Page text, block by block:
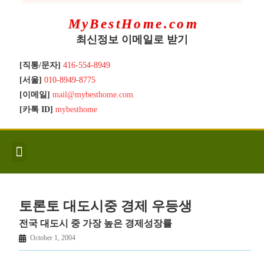
MyBestHome.com
최신정보 이메일로 받기
[직통/문자] 416-554-8949
[서울] 010-8949-8775
[이메일] mail@mybesthome.com
[카톡 ID] mybesthome
토론토 대도시중 경제 우등생
전국 대도시 중 가장 높은 경제성장률
October 1, 2004